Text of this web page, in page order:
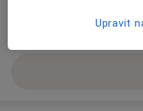
Zobrazit galerii (12)
Upravit